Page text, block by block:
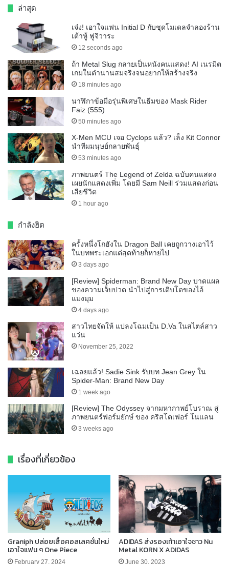
ล่าสุด
เจ๋ง! เอาใจแฟน Initial D กับชุดโมเดลจำลองร้าน
เต้าหู้ ฟูจิวาระ
12 seconds ago
ถ้า Metal Slug กลายเป็นหนังคนแสดง! AI เนรมิต
เกมในตำนานสมจริงจนอยากให้สร้างจริง
18 minutes ago
นาฬิกาข้อมือรุ่นพิเศษในธีมของ Mask Rider
Faiz (555)
50 minutes ago
X-Men MCU เจอ Cyclops แล้ว? เล็ง Kit Connor
นำทีมมนุษย์กลายพันธุ์
53 minutes ago
ภาพยนตร์ The Legend of Zelda ฉบับคนแสดง
เผยนักแสดงเพิ่ม โดยมี Sam Neill ร่วมแสดงก่อน
เสียชีวิต
1 hour ago
กำลังฮิต
ครั้งหนึ่งโกฮังใน Dragon Ball เคยถูกวางเอาไว้
ในบทพระเอกแต่สุดท้ายก็หายไป
3 days ago
[Review] Spiderman: Brand New Day บาดแผล
ของความเจ็บปวด นำไปสู่การเติบโตของไอ้
แมงมุม
4 days ago
สาวไทยจัดให้ แปลงโฉมเป็น D.Va ในสไตล์สาว
แว่น
November 25, 2022
เฉลยแล้ว! Sadie Sink รับบท Jean Grey ใน
Spider-Man: Brand New Day
1 week ago
[Review] The Odyssey จากมหากาพย์โบราณ สู่
ภาพยนตร์ฟอร์มยักษ์ ของ คริสโตเฟอร์ โนแลน
3 weeks ago
เรื่องที่เกี่ยวข้อง
Graniph ปล่อยเสื้อคอลเลคชั่นใหม่
เอาใจแฟน ๆ One Piece
February 27, 2024
ADIDAS ส่งรองเท้าเอาใจชาว Nu
Metal KORN X ADIDAS
June 30, 2023